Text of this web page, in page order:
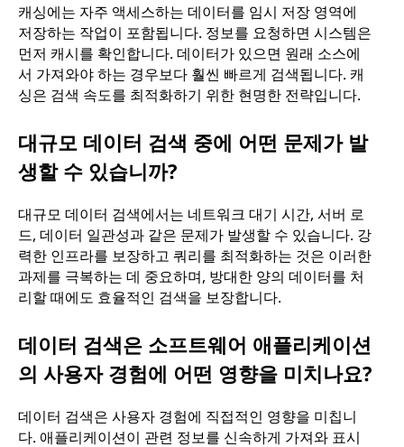
캐싱에는 자주 액세스하는 데이터를 임시 저장 영역에
저장하는 작업이 포함됩니다. 정보를 요청하면 시스템은
먼저 캐시를 확인합니다. 데이터가 있으면 원래 소스에
서 가져와야 하는 경우보다 훨씬 빠르게 검색됩니다. 캐
싱은 검색 속도를 최적화하기 위한 현명한 전략입니다.
대규모 데이터 검색 중에 어떤 문제가 발
생할 수 있습니까?
대규모 데이터 검색에서는 네트워크 대기 시간, 서버 로
드, 데이터 일관성과 같은 문제가 발생할 수 있습니다. 강
력한 인프라를 보장하고 쿼리를 최적화하는 것은 이러한
과제를 극복하는 데 중요하며, 방대한 양의 데이터를 처
리할 때에도 효율적인 검색을 보장합니다.
데이터 검색은 소프트웨어 애플리케이션
의 사용자 경험에 어떤 영향을 미치나요?
데이터 검색은 사용자 경험에 직접적인 영향을 미칩니
다. 애플리케이션이 관련 정보를 신속하게 가져와 표시